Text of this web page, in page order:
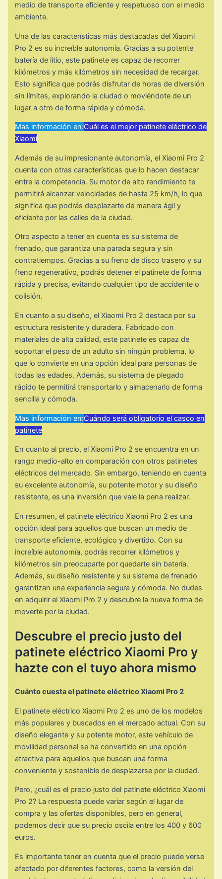
medio de transporte eficiente y respetuoso con el medio
ambiente.
Una de las características más destacadas del Xiaomi
Pro 2 es su increíble autonomía. Gracias a su potente
batería de litio, este patinete es capaz de recorrer
kilómetros y más kilómetros sin necesidad de recargar.
Esto significa que podrás disfrutar de horas de diversión
sin límites, explorando la ciudad o moviéndote de un
lugar a otro de forma rápida y cómoda.
Mas información en:Cuál es el mejor patinete eléctrico de
Xiaomi
Además de su impresionante autonomía, el Xiaomi Pro 2
cuenta con otras características que lo hacen destacar
entre la competencia. Su motor de alto rendimiento te
permitirá alcanzar velocidades de hasta 25 km/h, lo que
significa que podrás desplazarte de manera ágil y
eficiente por las calles de la ciudad.
Otro aspecto a tener en cuenta es su sistema de
frenado, que garantiza una parada segura y sin
contratiempos. Gracias a su freno de disco trasero y su
freno regenerativo, podrás detener el patinete de forma
rápida y precisa, evitando cualquier tipo de accidente o
colisión.
En cuanto a su diseño, el Xiaomi Pro 2 destaca por su
estructura resistente y duradera. Fabricado con
materiales de alta calidad, este patinete es capaz de
soportar el peso de un adulto sin ningún problema, lo
que lo convierte en una opción ideal para personas de
todas las edades. Además, su sistema de plegado
rápido te permitirá transportarlo y almacenarlo de forma
sencilla y cómoda.
Mas información en:Cuándo será obligatorio el casco en
patinete
En cuanto al precio, el Xiaomi Pro 2 se encuentra en un
rango medio-alto en comparación con otros patinetes
eléctricos del mercado. Sin embargo, teniendo en cuenta
su excelente autonomía, su potente motor y su diseño
resistente, es una inversión que vale la pena realizar.
En resumen, el patinete eléctrico Xiaomi Pro 2 es una
opción ideal para aquellos que buscan un medio de
transporte eficiente, ecológico y divertido. Con su
increíble autonomía, podrás recorrer kilómetros y
kilómetros sin preocuparte por quedarte sin batería.
Además, su diseño resistente y su sistema de frenado
garantizan una experiencia segura y cómoda. No dudes
en adquirir el Xiaomi Pro 2 y descubre la nueva forma de
moverte por la ciudad.
Descubre el precio justo del
patinete eléctrico Xiaomi Pro y
hazte con el tuyo ahora mismo
Cuánto cuesta el patinete eléctrico Xiaomi Pro 2
El patinete eléctrico Xiaomi Pro 2 es uno de los modelos
más populares y buscados en el mercado actual. Con su
diseño elegante y su potente motor, este vehículo de
movilidad personal se ha convertido en una opción
atractiva para aquellos que buscan una forma
conveniente y sostenible de desplazarse por la ciudad.
Pero, ¿cuál es el precio justo del patinete eléctrico Xiaomi
Pro 2? La respuesta puede variar según el lugar de
compra y las ofertas disponibles, pero en general,
podemos decir que su precio oscila entre los 400 y 600
euros.
Es importante tener en cuenta que el precio puede verse
afectado por diferentes factores, como la versión del